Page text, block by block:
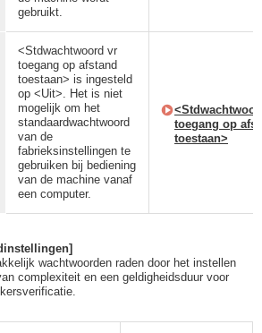
gebruikt.
<Stdwachtwoord vr
toegang op afstand
toestaan> is ingesteld
op <Uit>. Het is niet
mogelijk om het
standaardwachtwoord
van de
fabrieksinstellingen te
gebruiken bij bediening
van de machine vanaf
een computer.
toegang op
toestaan>
wachtwoorden raden door het instellen
complexiteit en een geldigheidsduur voor